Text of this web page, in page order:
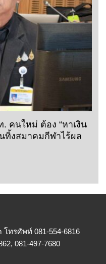
. คนใหม่ ต้อง “หาเงิน
นทิ้งสมาคมกีฬาไร้ผล
โทรศัพท์ 081-554-6816
081-497-7680